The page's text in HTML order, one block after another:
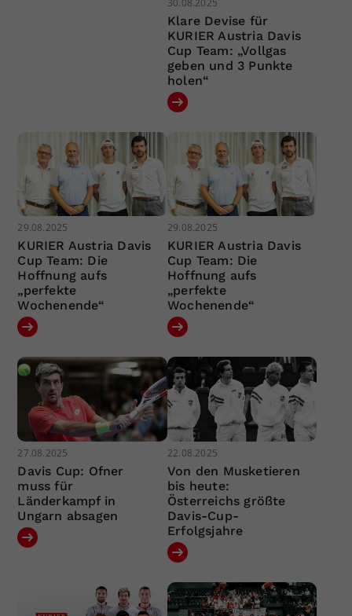
Klare Devise für
KURIER Austria Davis
Cup Team: „Vollgas
geben und 3 Punkte
holen“
29.08.2025
KURIER Austria Davis
Cup Team: Die
Hoffnung aufs
„perfekte
Wochenende“
29.08.2025
KURIER Austria Davis
Cup Team: Die
Hoffnung aufs
„perfekte
Wochenende“
27.08.2025
Davis Cup: Ofner
muss für
Länderkampf in
Ungarn absagen
22.08.2025
Von den Musketieren
bis heute:
Österreichs größte
Davis-Cup-
Erfolgsjahre